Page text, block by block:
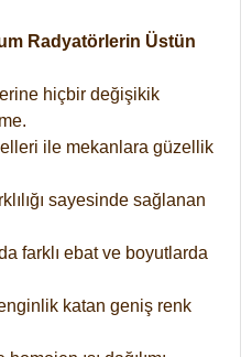
Radyatörlerin Üstün
hiçbir değişikik
ile mekanlara güzellik
sayesinde sağlanan
farklı ebat ve boyutlarda
katan geniş renk